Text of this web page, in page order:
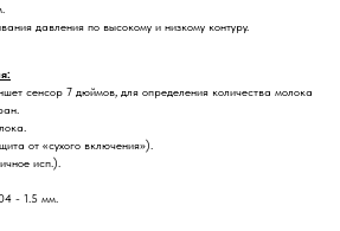
давления по высокому и низкому контуру.
сенсор 7 дюймов, для определения количества молока
от «сухого включения»).
исп.).
- 1.5 мм.